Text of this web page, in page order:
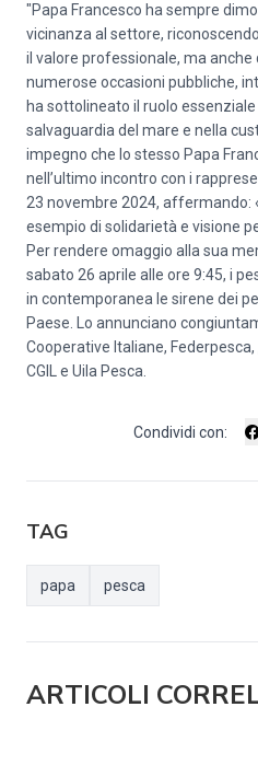
"Papa Francesco ha sempre
vicinanza al settore,
il valore professionale, ma
numerose occasioni pubbliche,
ha sottolineato il ruolo
salvaguardia del mare e nella
impegno che lo stesso Papa
nell’ultimo incontro con i
23 novembre 2024, affermando:
esempio di solidarietà e visione
Per rendere omaggio alla sua
sabato 26 aprile alle ore 9:45, i
in contemporanea le sirene dei
Paese. Lo annunciano
Cooperative Italiane, Federpesca,
CGIL e Uila Pesca.
Condividi con:
TAG
papa pesca
ARTICOLI